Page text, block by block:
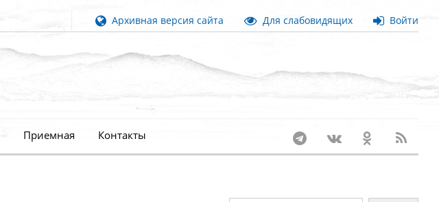
Архивная версия сайта Для слабовидящих Войти
Приемная Контакты